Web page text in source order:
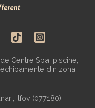
Centre Spa: piscine,
din zona
Ilfov (077180)